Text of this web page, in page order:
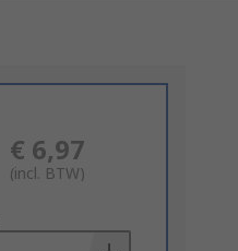
€ 6,97
(incl. BTW)